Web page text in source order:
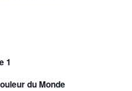
1
du Monde